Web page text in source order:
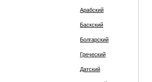
Арабский
Баскский
Болгарский
Греческий
Датский